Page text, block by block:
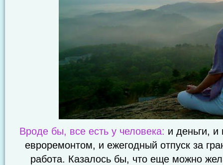
Вроде бы, все есть у человека: и деньги,
евроремонтом, и ежегодный отпуск за
работа. Казалось бы, что еще можно